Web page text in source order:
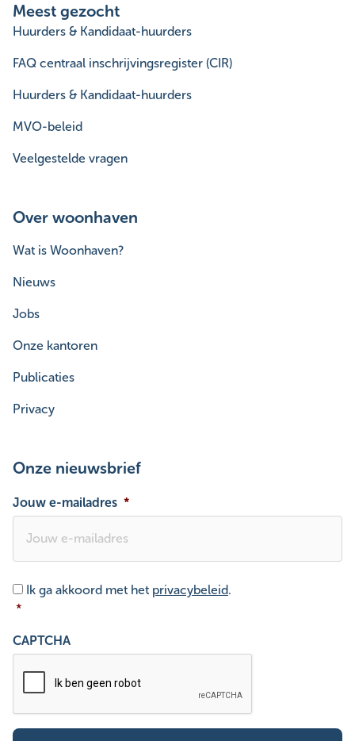
Meest gezocht
Huurders & Kandidaat-huurders
FAQ centraal inschrijvingsregister (CIR)
Huurders & Kandidaat-huurders
MVO-beleid
Veelgestelde vragen
Over woonhaven
Wat is Woonhaven?
Nieuws
Jobs
Onze kantoren
Publicaties
Privacy
Onze nieuwsbrief
Jouw e-mailadres *
Toestemming *
Ik ga akkoord met het privacybeleid.
*
CAPTCHA